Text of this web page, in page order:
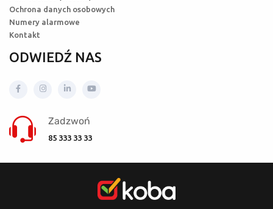
Ochrona danych osobowych
Numery alarmowe
Kontakt
ODWIEDŹ NAS
Zadzwoń
85 333 33 33